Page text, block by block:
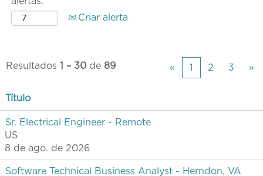
Criar alerta
Resultados 1 – 30 de 89 « 1 2 3 »
Título
Sr. Electrical Engineer - Remote
US
8 de ago. de 2026
Software Technical Business Analyst - Herndon, VA